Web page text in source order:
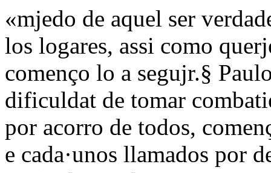
«mjedo de aquel ser
los logares, assi como
començo lo a segujr.§
dificuldat de tomar
por acorro de todos,
e cada·unos llamados por